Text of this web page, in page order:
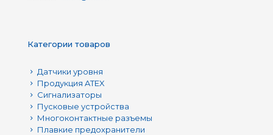
Категории товаров
Датчики уровня
Продукция ATEX
Сигнализаторы
Пусковые устройства
Многоконтактные разъемы
Плавкие предохранители